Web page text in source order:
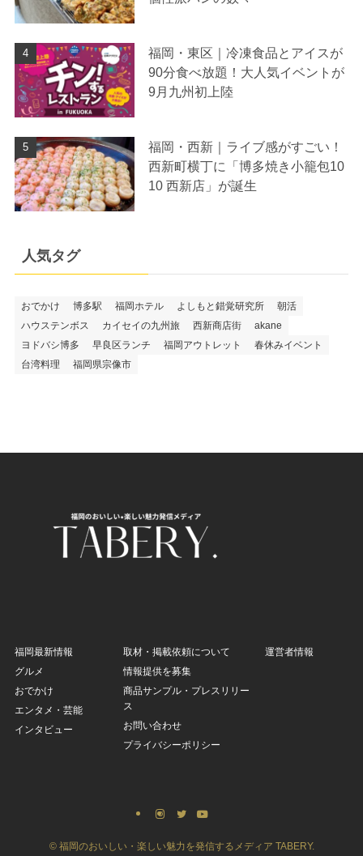
福岡・東区｜冷凍食品とアイスが
90分食べ放題！大人気イベントが
9月九州初上陸
福岡・西新｜ライブ感がすごい！
西新町横丁に「博多焼き小籠包10
10 西新店」が誕生
人気タグ
おでかけ 博多駅 福岡ホテル よしもと錯覚研究所
朝活
ハウステンボス
カイセイの九州旅 西新商店街
akane
ヨドバシ博多
早良区ランチ 福岡アウトレット
春休みイベント
台湾料理
福岡県宗像市
福岡最新情報
グルメ
おでかけ
エンタメ・芸能
インタビュー
取材・掲載依頼について
情報提供を募集
商品サンプル・プレスリリー
ス
お問い合わせ
プライバシーポリシー
運営者情報
©福岡のおいしい・楽しい魅力を発信するメディア TABERY.